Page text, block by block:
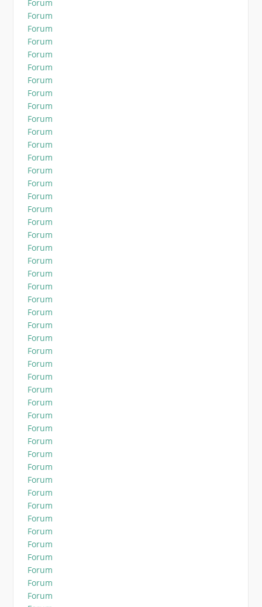
Forum
Forum
Forum
Forum
Forum
Forum
Forum
Forum
Forum
Forum
Forum
Forum
Forum
Forum
Forum
Forum
Forum
Forum
Forum
Forum
Forum
Forum
Forum
Forum
Forum
Forum
Forum
Forum
Forum
Forum
Forum
Forum
Forum
Forum
Forum
Forum
Forum
Forum
Forum
Forum
Forum
Forum
Forum
Forum
Forum
Forum
Forum